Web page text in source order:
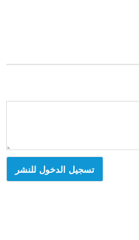
تسجيل الدخول للنشر